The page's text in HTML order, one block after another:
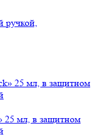
ручкой,
25 мл, в защитном